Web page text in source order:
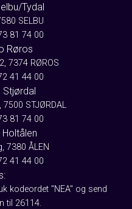
Tydal
SELBU
81 74 00
Røros
7374 RØROS
41 44 00
Stjørdal
STJØRDAL
81 74 00
7380 ÅLEN
41 44 00
kodeordet "NEA" og send
til 26114.